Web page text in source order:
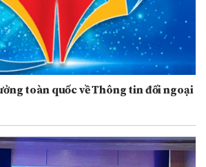
toàn quốc về Thông tin đối ngoại